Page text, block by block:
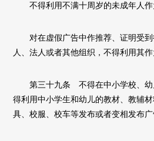
不得利用不满十周岁的未成年人作
对在虚假广告中作推荐、证明受到
人、法人或者其他组织，不得利用其作
第三十九条 不得在中小学校、幼
得利用中小学生和幼儿的教材、教辅
具、校服、校车等发布或者变相发布广